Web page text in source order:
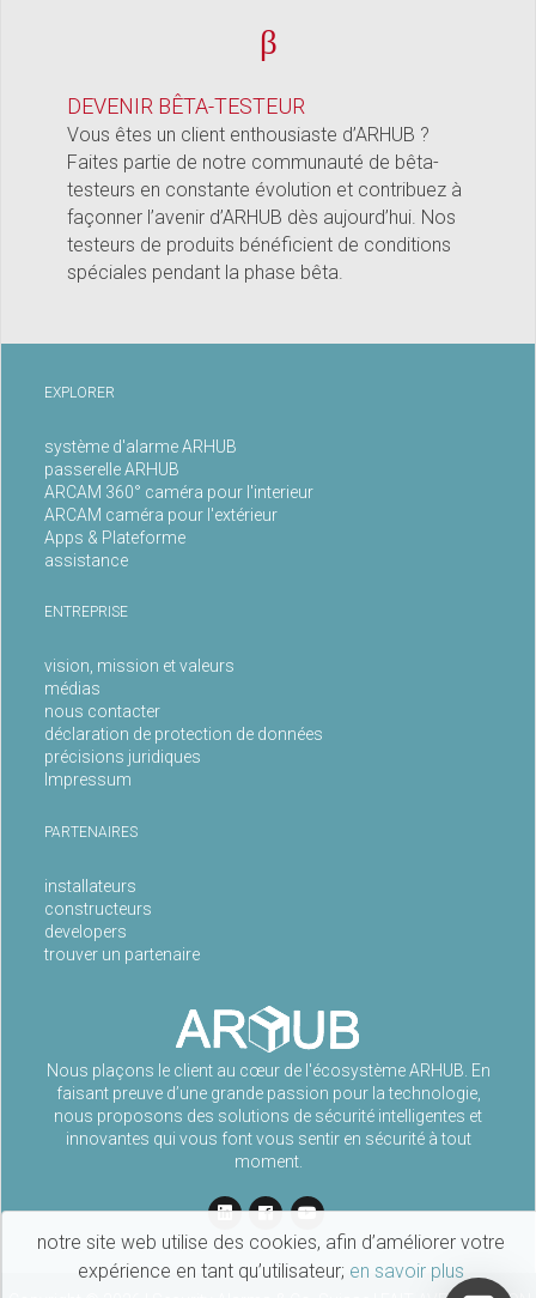
β
DEVENIR BÊTA-TESTEUR
Vous êtes un client enthousiaste d’ARHUB ?
Faites partie de notre communauté de bêta-
testeurs en constante évolution et contribuez à
façonner l’avenir d’ARHUB dès aujourd’hui. Nos
testeurs de produits bénéficient de conditions
spéciales pendant la phase bêta.
notre site web utilise des cookies, afin d’améliorer votre
expérience en tant qu’utilisateur; en savoir plus
Nous plaçons le client au cœur de l'écosystème ARHUB. En
faisant preuve d’une grande passion pour la technologie,
nous proposons des solutions de sécurité intelligentes et
innovantes qui vous font vous sentir en sécurité à tout
moment.
EXPLORER
système d'alarme ARHUB
passerelle ARHUB
ARCAM 360° caméra pour l'interieur
ARCAM caméra pour l'extérieur
Apps & Plateforme
assistance
ENTREPRISE
vision, mission et valeurs
médias
nous contacter
déclaration de protection de données
précisions juridiques
Impressum
PARTENAIRES
installateurs
constructeurs
developers
trouver un partenaire